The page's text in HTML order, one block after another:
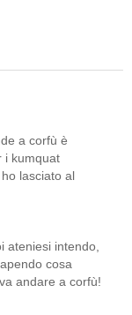
a corfù è
i kumquat
lasciato al
ateniesi intendo,
cosa
andare a corfù!